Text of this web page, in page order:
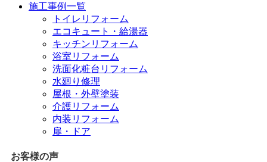
施工事例一覧
トイレリフォーム
エコキュート・給湯器
キッチンリフォーム
浴室リフォーム
洗面化粧台リフォーム
水廻り修理
屋根・外壁塗装
介護リフォーム
内装リフォーム
扉・ドア
お客様の声